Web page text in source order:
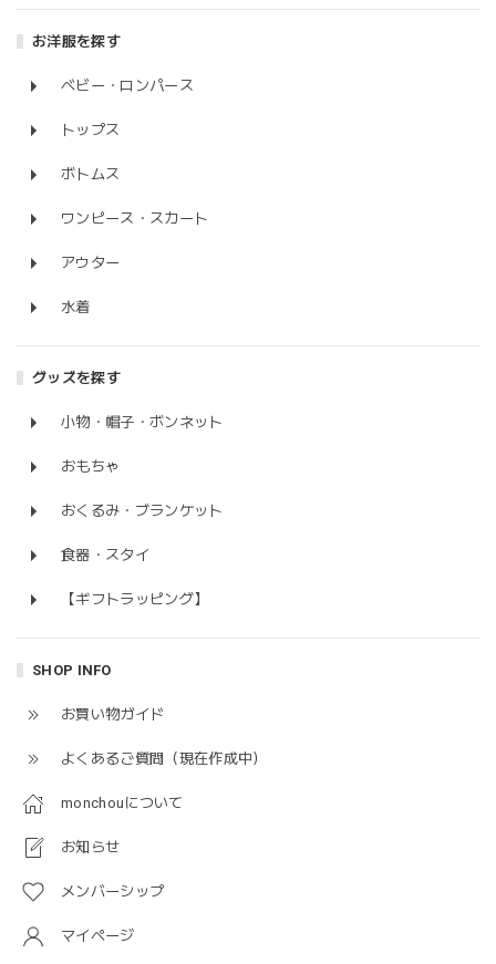
お洋服を探す
ベビー・ロンパース
トップス
ボトムス
ワンピース・スカート
アウター
水着
グッズを探す
小物・帽子・ボンネット
おもちゃ
おくるみ・ブランケット
食器・スタイ
【ギフトラッピング】
SHOP INFO
お買い物ガイド
よくあるご質問（現在作成中）
monchouについて
お知らせ
メンバーシップ
マイページ